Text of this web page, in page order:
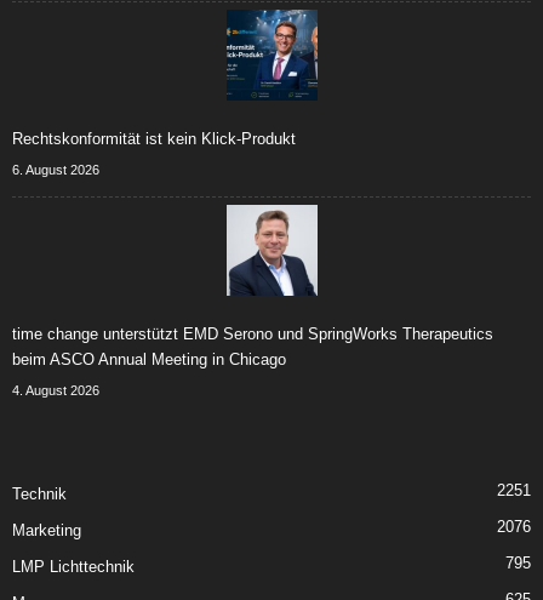
Rechtskonformität ist kein Klick-Produkt
6. August 2026
time change unterstützt EMD Serono und SpringWorks Therapeutics
beim ASCO Annual Meeting in Chicago
4. August 2026
Technik 2251
Marketing 2076
LMP Lichttechnik 795